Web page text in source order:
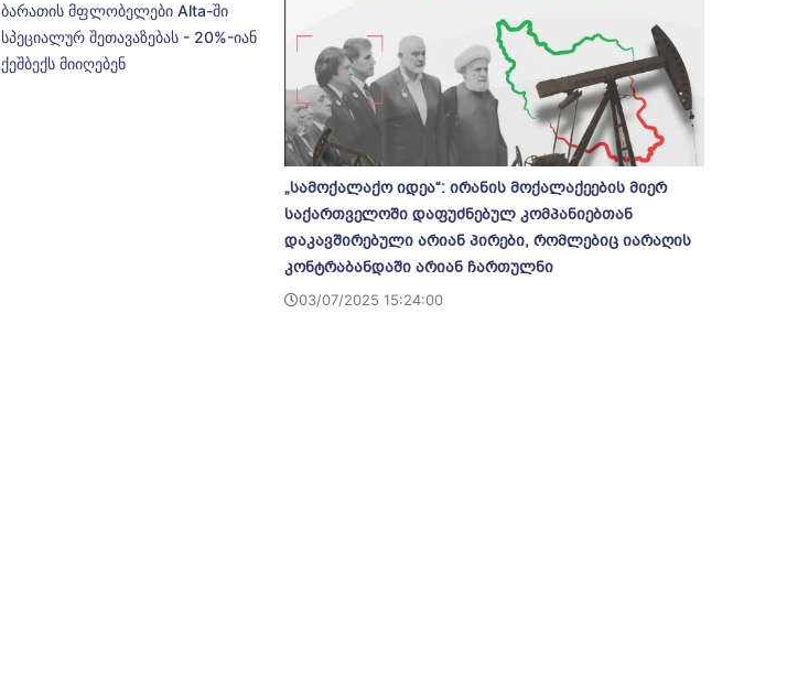
ბარათის მფლობელები Alta-ში
სპეციალურ შეთავაზებას - 20%-იან
ქეშბექს მიიღებენ
„სამოქალაქო იდეა“: ირანის მოქალაქეების მიერ
საქართველოში დაფუძნებულ კომპანიებთან
დაკავშირებული არიან პირები, რომლებიც იარაღის
კონტრაბანდაში არიან ჩართულნი
03/07/2025 15:24:00